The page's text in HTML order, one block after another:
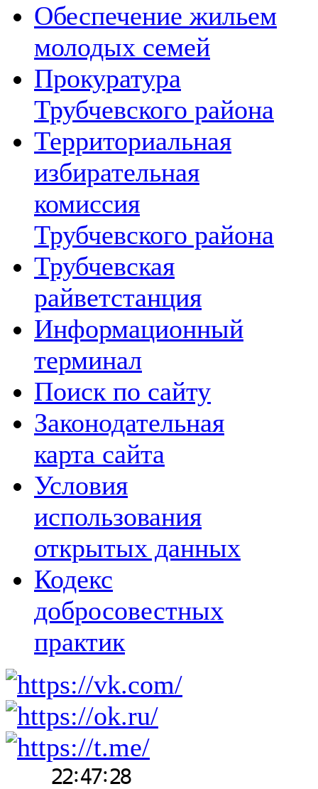
Обеспечение жильем
молодых семей
Прокуратура
Трубчевского района
Территориальная
избирательная
комиссия
Трубчевского района
Трубчевская
райветстанция
Информационный
терминал
Поиск по сайту
Законодательная
карта сайта
Условия
использования
открытых данных
Кодекс
добросовестных
практик